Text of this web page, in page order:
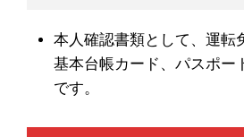
本人確認書類として、運転
基本台帳カード、パスポー
です。